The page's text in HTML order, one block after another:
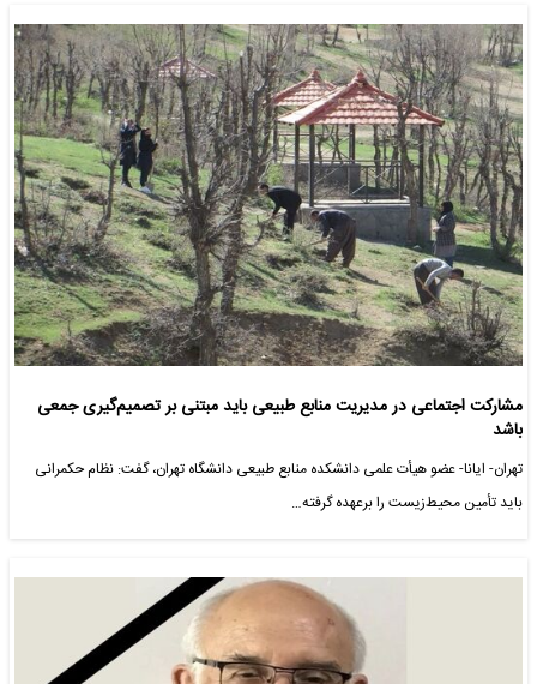
مشارکت اجتماعی در مدیریت منابع طبیعی باید مبتنی بر تصمیم‌گیری جمعی
باشد
تهران- ایانا- عضو هیأت علمی دانشکده منابع طبیعی دانشگاه تهران، گفت: نظام حکمرانی
باید تأمین محیط‌زیست را برعهده گرفته…